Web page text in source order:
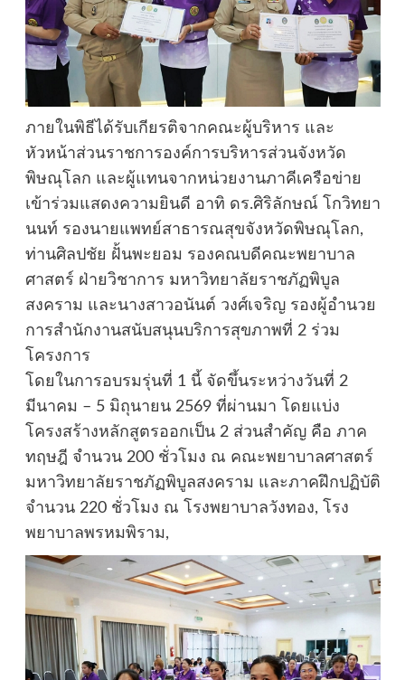
ภายในพิธีได้รับเกียรติจากคณะผู้บริหาร และ
หัวหน้าส่วนราชการองค์การบริหารส่วนจังหวัด
พิษณุโลก และผู้แทนจากหน่วยงานภาคีเครือข่าย
เข้าร่วมแสดงความยินดี อาทิ ดร.ศิริลักษณ์ โกวิทยา
นนท์ รองนายแพทย์สาธารณสุขจังหวัดพิษณุโลก,
ท่านศิลปชัย ฝั้นพะยอม รองคณบดีคณะพยาบาล
ศาสตร์ ฝ่ายวิชาการ มหาวิทยาลัยราชภัฏพิบูล
สงคราม และนางสาวอนันต์ วงศ์เจริญ รองผู้อำนวย
การสำนักงานสนับสนุนบริการสุขภาพที่ 2 ร่วม
โครงการ
โดยในการอบรมรุ่นที่ 1 นี้ จัดขึ้นระหว่างวันที่ 2
มีนาคม – 5 มิถุนายน 2569 ที่ผ่านมา โดยแบ่ง
โครงสร้างหลักสูตรออกเป็น 2 ส่วนสำคัญ คือ ภาค
ทฤษฎี จำนวน 200 ชั่วโมง ณ คณะพยาบาลศาสตร์
มหาวิทยาลัยราชภัฏพิบูลสงคราม และภาคฝึกปฏิบัติ
จำนวน 220 ชั่วโมง ณ โรงพยาบาลวังทอง, โรง
พยาบาลพรหมพิราม,